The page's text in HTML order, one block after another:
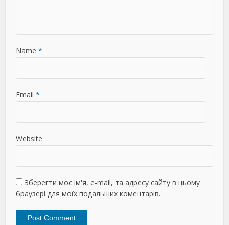
Name *
Email *
Website
Зберегти моє ім'я, e-mail, та адресу сайту в цьому
браузері для моїх подальших коментарів.